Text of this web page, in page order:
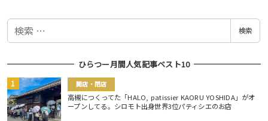
検
検索
ひらつー月間人気記事ベスト10
開店・閉店
高槻につくってた「HALO, patissier KAORU YOSHIDA」がオ
ープンしてる。シロモト出身世界3位パティシエのお店